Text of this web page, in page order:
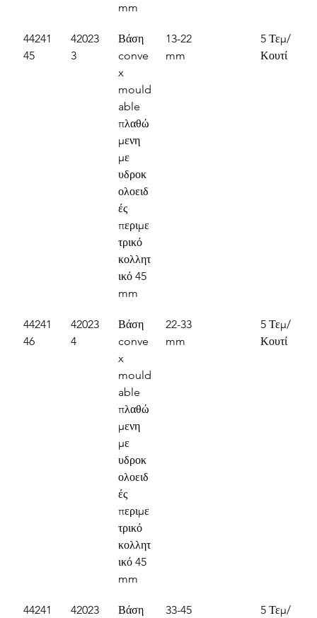
mm
44241
45
42023
3
Βάση
conve
x
mould
able
πλαθώ
μενη
με
υδροκ
ολοειδ
ές
περιμε
τρικό
κολλητ
ικό 45
mm
13-22
mm
5 Τεμ/
Κουτί
44241
46
42023
4
Βάση
conve
x
mould
able
πλαθώ
μενη
με
υδροκ
ολοειδ
ές
περιμε
τρικό
κολλητ
ικό 45
mm
22-33
mm
5 Τεμ/
Κουτί
44241 42023 Βάση 33-45 5 Τεμ/